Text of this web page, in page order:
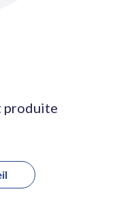
produite